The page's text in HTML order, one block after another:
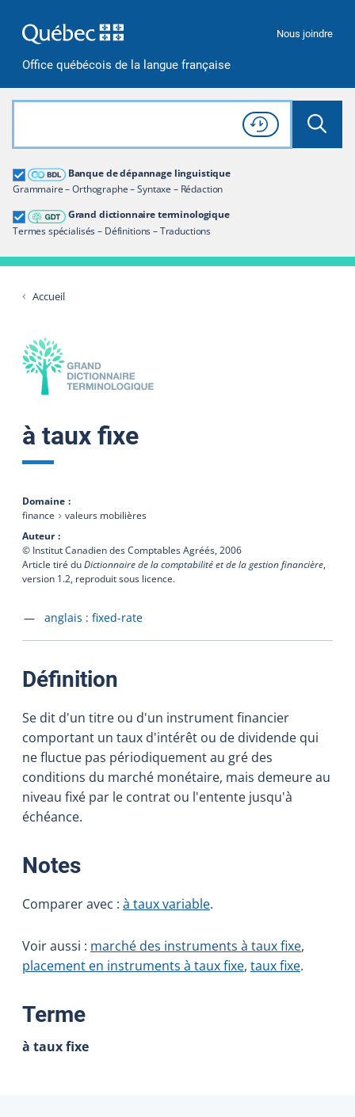
Office québécois de la langue française
Nous joindre
Rechercher dans tout le site
Lancer
Consulter l'
Historique
de recherche
Banque de dépannage linguistique
Grammaire – Orthographe – Syntaxe – Rédaction
Grand dictionnaire terminologique
Termes spécialisés – Définitions – Traductions
Grand dictionnaire terminologique
Restreindre aux termes
Accueil
à taux fixe
Domaine
finance
valeurs mobilières
Auteur
© Institut Canadien des Comptables Agréés, 2006
Article tiré duDictionnaire de la comptabilité et de la gestion financière,
version 1.2, reproduit sous licence.
Accéder à la fiche en
anglais : fixed-rate
Définition
Se dit d'un titre ou d'un instrument financier
comportant un taux d'intérêt ou de dividende qui
ne fluctue pas périodiquement au gré des
conditions du marché monétaire, mais demeure au
niveau fixé par le contrat ou l'entente jusqu'à
échéance.
Notes:
Comparer avec : à taux variable.
Voir aussi : marché des instruments à taux fixe,
placement en instruments à taux fixe, taux fixe.
Terme:
à taux fixe